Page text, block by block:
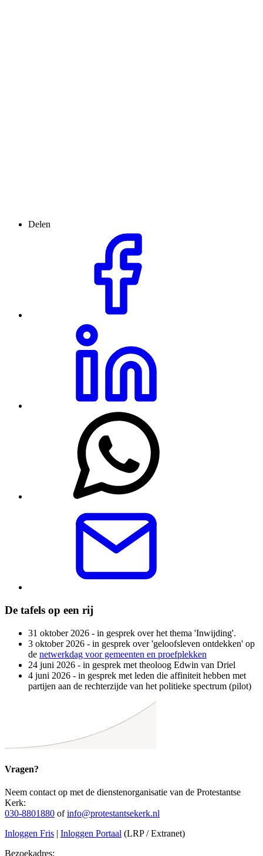
Delen
De tafels op een rij
31 oktober 2026 - in gesprek over het thema 'Inwijding'.
3 oktober 2026 - in gesprek over 'geloofsleven ontdekken' op
de netwerkdag voor gemeenten en proefplekken
24 juni 2026 - in gesprek met theoloog Edwin van Driel
4 juni 2026 - in gesprek met leden die affiniteit hebben met
partijen aan de rechterzijde van het politieke spectrum (pilot)
Vragen?
Neem contact op met de dienstenorganisatie van de Protestantse
Kerk:
030-8801880 ofinfo@protestantsekerk.nl
Inloggen Fris | Inloggen Portaal (LRP / Extranet)
Bezoekadres: